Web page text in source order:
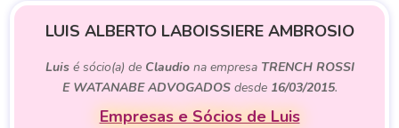
LUIS ALBERTO LABOISSIERE AMBROSIO
Luisé sócio(a) de Claudiona empresa TRENCH ROSSI
E WATANABE ADVOGADOSdesde 16/03/2015.
Empresas e Sócios de Luis